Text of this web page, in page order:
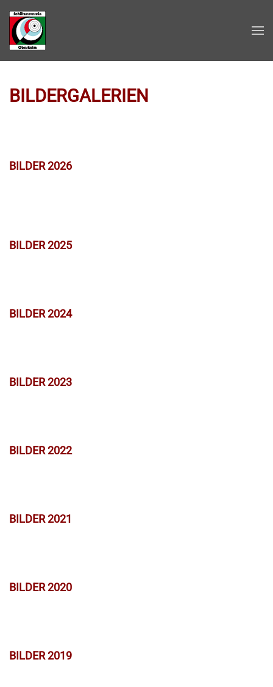
Zum Hauptinhalt springen
BILDERGALERIEN
BILDER 2026
BILDER 2025
BILDER 2024
BILDER 2023
BILDER 2022
BILDER 2021
BILDER 2020
BILDER 2019